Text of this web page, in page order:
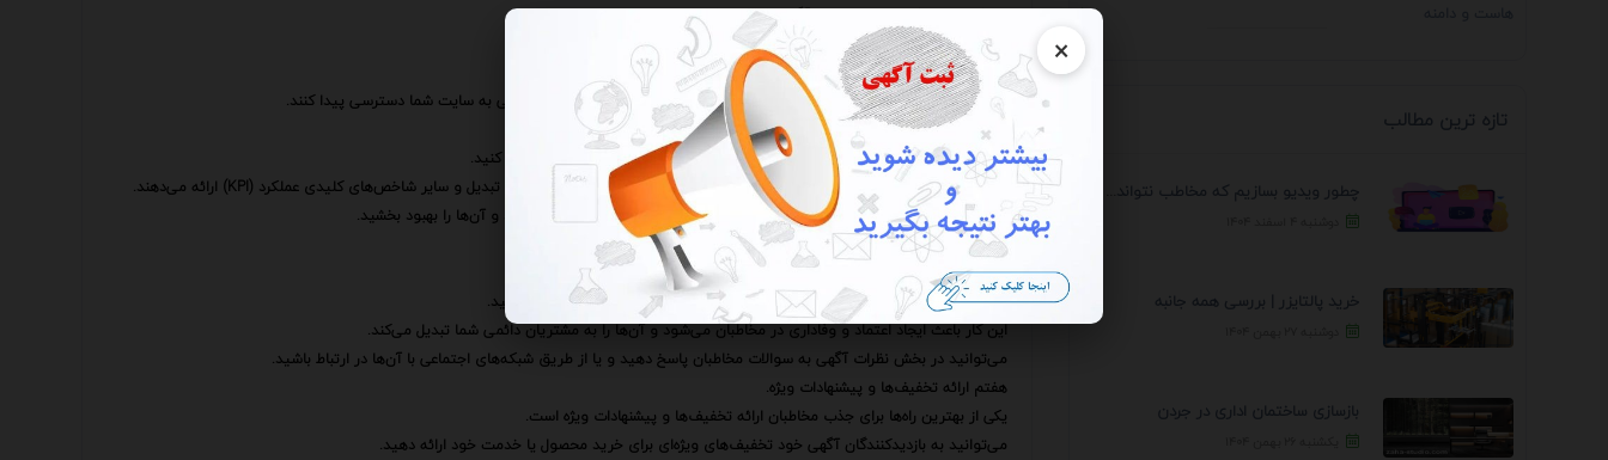
×
این کار باعث افزایش دیده شدن آگهی شما و جذب مخاطبان بیشتری می‌شود.
برای بهینه‌سازی آگهی باید از -
مرتبط با محصول یا خدمت خود در عنوان توضیحات و متن آگهی استفاده کنید.
همچنین باید لینک وب‌سایت خود را در آگهی قرار دهید تا مخاطبان بتوانند به راحتی به سایت شما دسترسی پیدا کنند.
پنجم استفاده از ابزارهای تحلیلی.
برای اینکه بدانید آگهی‌های شما چقدر موثر هستند باید از ابزارهای تحلیلی استفاده کنید.
این ابزارها به شما اطلاعات دقیقی در مورد تعداد بازدیدکنندگان آگهی نرخ کلیک نرخ تبدیل و سایر شاخص‌های کلیدی عملکرد (KPI) ارائه می‌دهند.
با بررسی این اطلاعات می‌توانید نقاط قوت و ضعف آگهی‌های خود را شناسایی کنید و آن‌ها را بهبود بخشید.
ششم تعامل با مخاطبان.
تبلیغات در سایت‌های تخصصی خودرو نباید فقط به انتشار آگهی محدود شود.
بلکه باید با مخاطبان خود تعامل داشته باشید و به سوالات و نظرات آن‌ها پاسخ دهید.
این کار باعث ایجاد اعتماد و وفاداری در مخاطبان می‌شود و آن‌ها را به مشتریان دائمی شما تبدیل می‌کند.
می‌توانید در بخش نظرات آگهی به سوالات مخاطبان پاسخ دهید و یا از طریق شبکه‌های اجتماعی با آن‌ها در ارتباط باشید.
هفتم ارائه تخفیف‌ها و پیشنهادات ویژه.
یکی از بهترین راه‌ها برای جذب مخاطبان ارائه تخفیف‌ها و پیشنهادات ویژه است.
می‌توانید به بازدیدکنندگان آگهی خود تخفیف‌های ویژه‌ای برای خرید محصول یا خدمت خود ارائه دهید.
1
تازه ترین مطالب
خرید پالتایزر | بررسی همه جانبه
بازسازی ساختمان اداری در جردن